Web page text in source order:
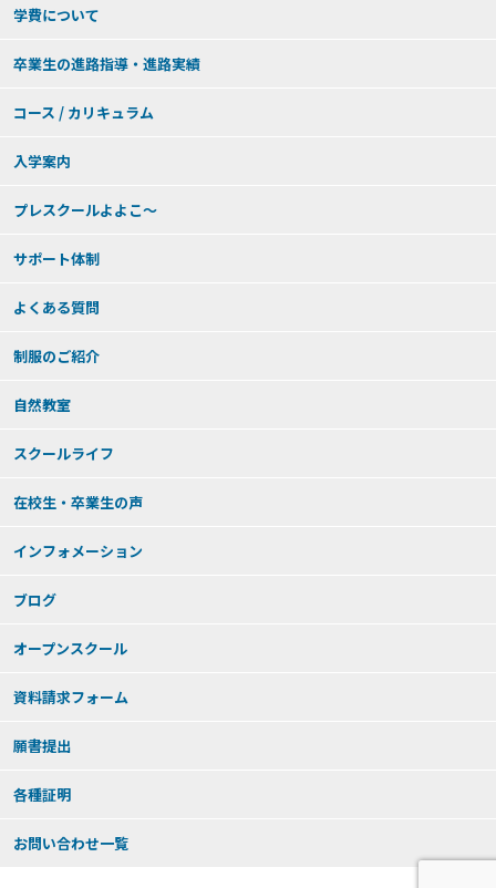
学費について
卒業生の進路指導・進路実績
コース / カリキュラム
入学案内
プレスクールよよこ～
サポート体制
よくある質問
制服のご紹介
自然教室
スクールライフ
在校生・卒業生の声
インフォメーション
ブログ
オープンスクール
資料請求フォーム
願書提出
各種証明
お問い合わせ一覧